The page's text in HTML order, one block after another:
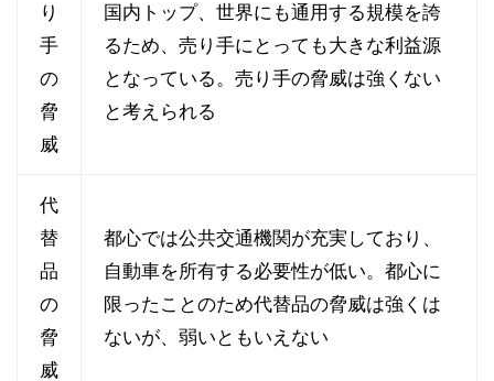
り
手
の
脅
威
国内トップ、世界にも通用する規模を誇
るため、売り手にとっても大きな利益源
となっている。売り手の脅威は強くない
と考えられる
代
替
品
の
脅
威
都心では公共交通機関が充実しており、
自動車を所有する必要性が低い。都心に
限ったことのため代替品の脅威は強くは
ないが、弱いともいえない